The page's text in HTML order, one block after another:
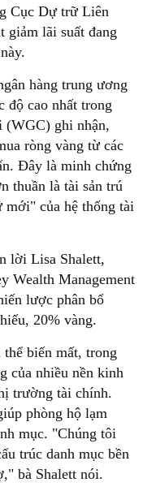
Cục Dự trữ Liên
giảm lãi suất đang
hàng trung ương
độ cao nhất trong
(WGC) ghi nhận,
ròng vàng từ các
Đây là minh chứng
thuần là tài sản trú
mới" của hệ thống tài
lời Lisa Shalett,
Wealth Management
lược phân bổ
20% vàng.
biến mất, trong
của nhiều nền kinh
trường tài chính.
phòng hộ lạm
mục. "Chúng tôi
trúc danh mục bền
bà Shalett nói.